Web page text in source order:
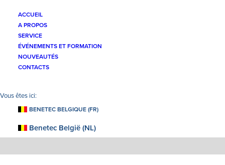
ACCUEIL
A PROPOS
SERVICE
ÉVÉNEMENTS ET FORMATION
NOUVEAUTÉS
CONTACTS
BENETEC BELGIQUE (FR)
Benetec België (NL)
Solutions IA